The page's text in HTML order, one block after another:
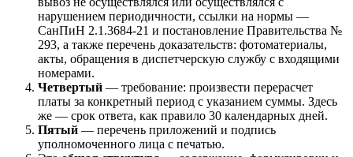
нарушением периодичности, ссылки на нормы —
СанПиН 2.1.3684-21 и постановление Правительства №
293, а также перечень доказательств: фотоматериалы,
акты, обращения в диспетчерскую службу с входящими
номерами.
Четвертый — требование: произвести перерасчет
платы за конкретный период с указанием суммы. Здесь
же — срок ответа, как правило 30 календарных дней.
Пятый — перечень приложений и подпись
уполномоченного лица с печатью.